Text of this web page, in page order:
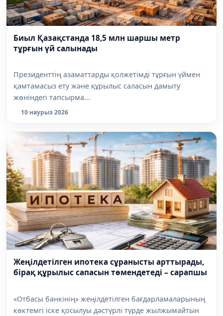
Биыл Қазақстанда 18,5 млн шаршы метр
тұрғын үй салынады
Президенттің азаматтарды қолжетімді тұрғын үймен
қамтамасыз ету және құрылыс саласын дамыту
жөніндегі тапсырма...
10 наурыз 2026
Жеңілдетілген ипотека сұранысты арттырады,
бірақ құрылыс сапасын төмендетеді – сарапшы
«Отбасы банкінің» жеңілдетілген бағдарламаларының
көктемгі іске қосылуы дәстүрлі түрде жылжымайтын